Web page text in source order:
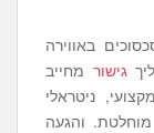
באווירה
גישור מחייב
ניטראלי
והגעה